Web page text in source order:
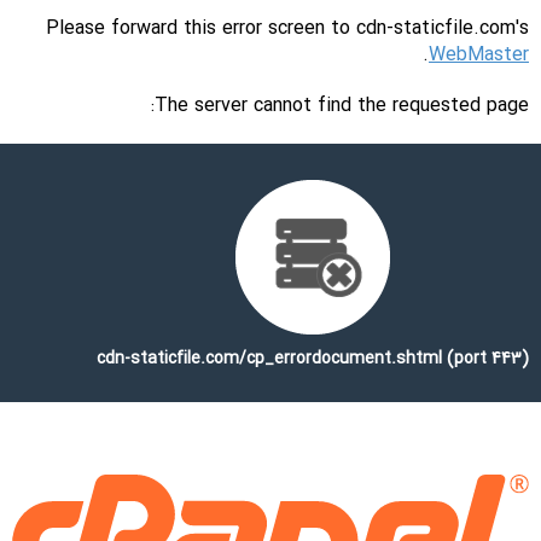
Please forward this error screen to cdn-staticfile.com's
WebMaster
.
The server cannot find the requested page:
cdn-staticfile.com/cp_errordocument.shtml (port 443)